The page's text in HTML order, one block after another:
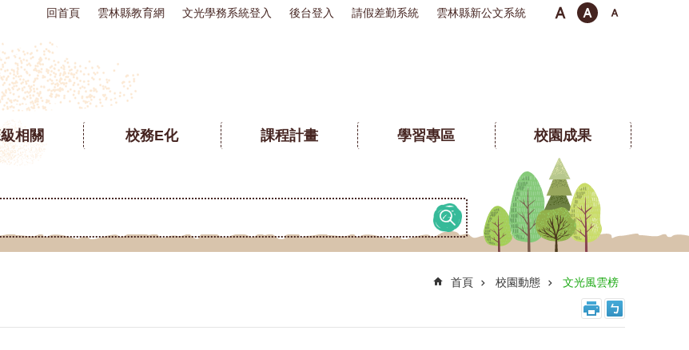
回首頁 雲林縣教育網 文光學務系統登入 後台登入 請假差勤系統 雲林縣新公文系統
相關 校務E化 課程計畫 學習專區 校園成果
首頁 校園動態 文光風雲榜